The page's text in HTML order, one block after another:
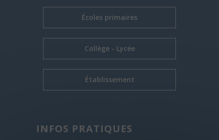
Écoles primaires
Collège - Lycée
Établissement
INFOS PRATIQUES